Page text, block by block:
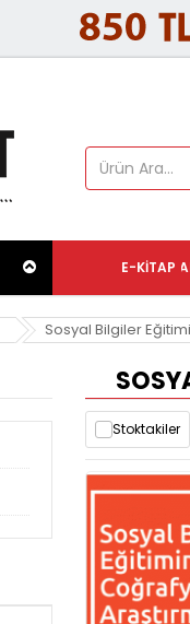
E-KITAP
Sosyal Bilgiler Eğitimi
Stoktakiler